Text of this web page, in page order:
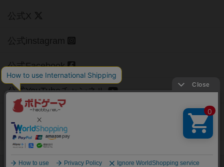
公式X
公式instagram
公式Facebook
公式YouTubeチャンネル